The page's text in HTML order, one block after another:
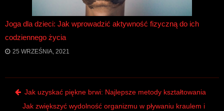
Joga dla dzieci: Jak wprowadzić aktywność fizyczną do ich
codziennego życia
25 WRZEŚNIA, 2021
Post navigation
Jak uzyskać piękne brwi: Najlepsze metody kształtowania
Jak zwiększyć wydolność organizmu w pływaniu kraulem i